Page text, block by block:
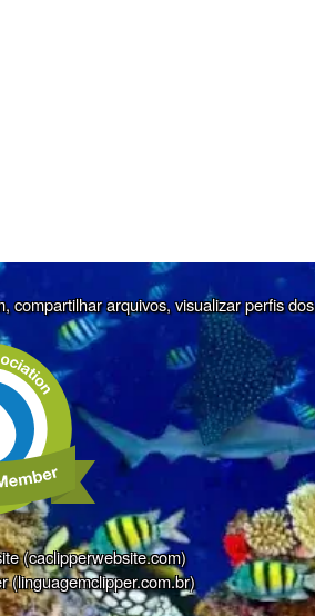
arquivos, visualizar perfis
(caclipperwebsite.com)
(linguagemclipper.com.br)